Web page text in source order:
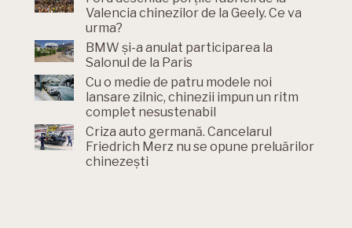
Valencia chinezilor de la Geely. Ce va
urma?
BMW și-a anulat participarea la
Salonul de la Paris
Cu o medie de patru modele noi
lansare zilnic, chinezii impun un ritm
complet nesustenabil
Criza auto germană. Cancelarul
Friedrich Merz nu se opune preluărilor
chinezești